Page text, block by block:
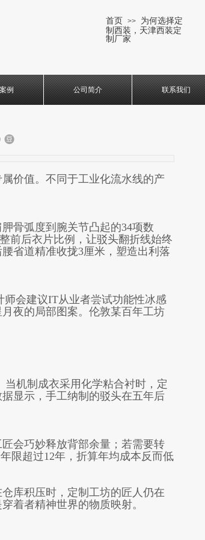
首页 >>
为何选择定
制西装，天津西装定
制厂家
例 公司简介 联系我们
价值。不同于工业化流水线的产
骨弧度到腕关节凸起的34项数
前后衣片比例，让驳头翻折线始终
省道精准收拢3厘米，塑造出利落
师会建议IT从业者尝试功能性冰感
夜的局部图案。伦敦某百年工坊
机制成衣采用化学粘合衬时，定
显示，手工纳制的驳头在五年后
会巧妙释放背部余量；若需要转
限超过12年，折算年均成本反而低
库积压时，定制工坊的匠人仍在
着者精神世界的物质映射。